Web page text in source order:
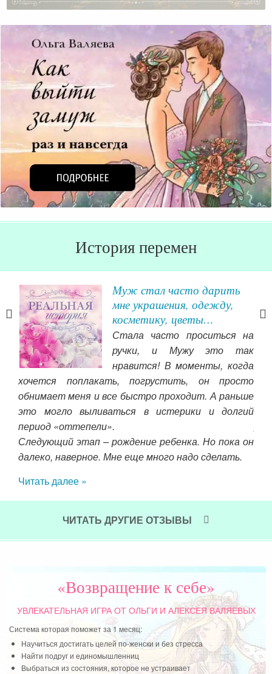
История перемен
Муж стал часто дарить
мне украшения, одежду,
косметику, цветы…
Стала часто проситься на
ручки, и Мужу это так
нравится! В моменты, когда
хочется поплакать, погрустить, он просто
обнимает меня и все быстро проходит. А раньше
это могло выливаться в истерики и долгий
период «оттепели».
Следующий этап – рождение ребенка. Но пока он
далеко, наверное. Мне еще много надо сделать.
Читать далее »
ЧИТАТЬ ДРУГИЕ ОТЗЫВЫ
«Возвращение к себе»
УВЛЕКАТЕЛЬНАЯ ИГРАОТ ОЛЬГИ И АЛЕКСЕЯ ВАЛЯЕВЫХ
Система которая поможет за 1 месяц:
Научиться достигать целей по-женски и без стресса
Найти подруг и единомышленниц
Выбраться из состояния, которое не устраивает